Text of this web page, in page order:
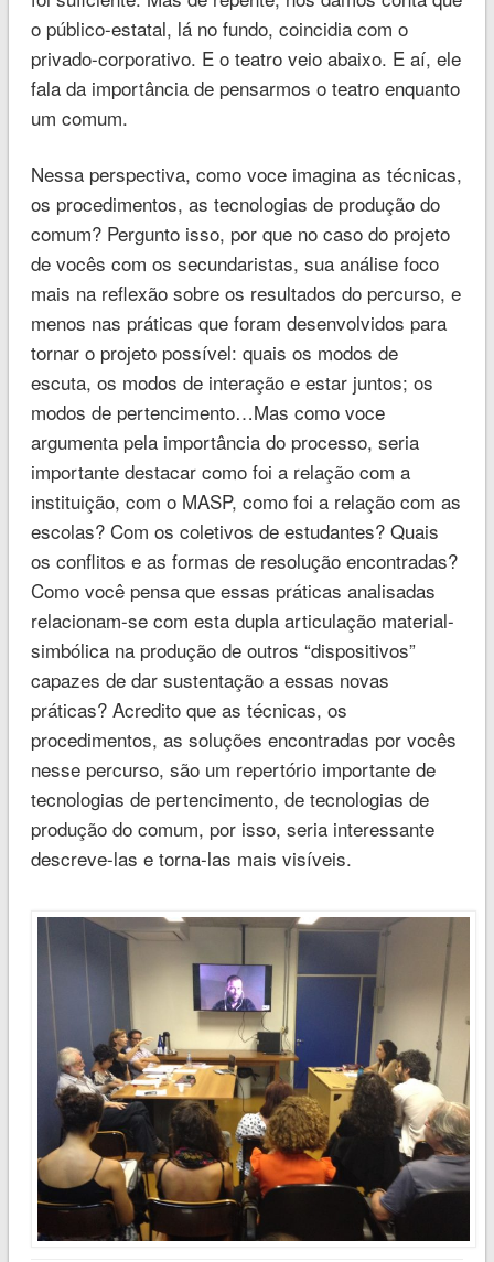
o público-estatal, lá no fundo, coincidia com o
privado-corporativo. E o teatro veio abaixo. E aí, ele
fala da importância de pensarmos o teatro enquanto
um comum.
Nessa perspectiva, como voce imagina as técnicas,
os procedimentos, as tecnologias de produção do
comum? Pergunto isso, por que no caso do projeto
de vocês com os secundaristas, sua análise foco
mais na reflexão sobre os resultados do percurso, e
menos nas práticas que foram desenvolvidos para
tornar o projeto possível: quais os modos de
escuta, os modos de interação e estar juntos; os
modos de pertencimento…Mas como voce
argumenta pela importância do processo, seria
importante destacar como foi a relação com a
instituição, com o MASP, como foi a relação com as
escolas? Com os coletivos de estudantes? Quais
os conflitos e as formas de resolução encontradas?
Como você pensa que essas práticas analisadas
relacionam-se com esta dupla articulação material-
simbólica na produção de outros “dispositivos”
capazes de dar sustentação a essas novas
práticas? Acredito que as técnicas, os
procedimentos, as soluções encontradas por vocês
nesse percurso, são um repertório importante de
tecnologias de pertencimento, de tecnologias de
produção do comum, por isso, seria interessante
descreve-las e torna-las mais visíveis.